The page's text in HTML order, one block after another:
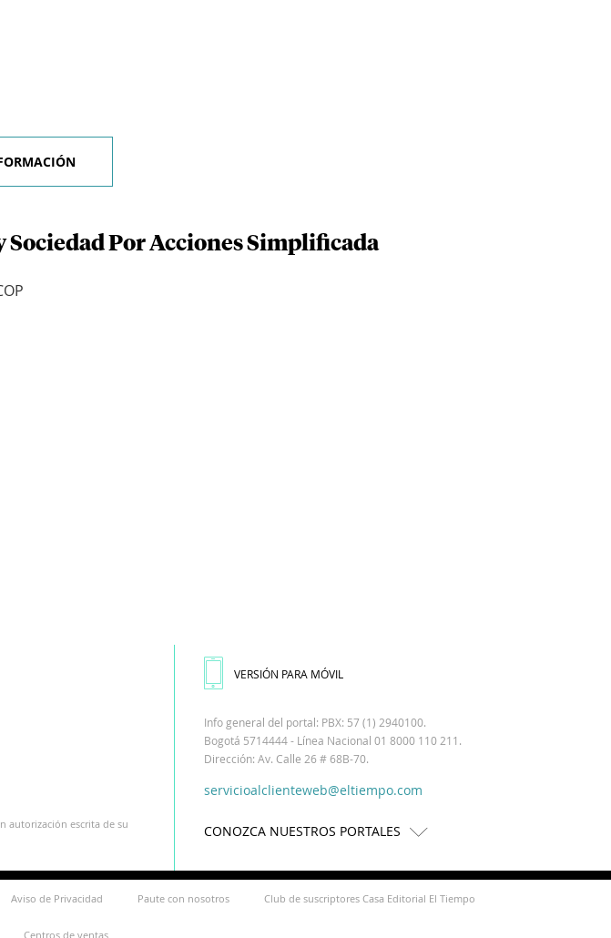
Por Acciones Simplificada
autorización escrita de su
VERSIÓN PARA MÓVIL
Info general del portal: PBX: 57 (1) 2940100.
Bogotá 5714444 - Línea Nacional 01 8000 110 211.
Dirección: Av. Calle 26 # 68B-70.
servicioalclienteweb@eltiempo.com
CONOZCA NUESTROS PORTALES
Aviso de Privacidad Paute con nosotros Club de suscriptores Casa Editorial El Tiempo
Centros de ventas